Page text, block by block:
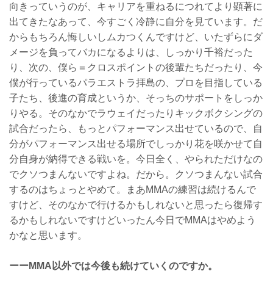
向きっていうのが、キャリアを重ねるにつれてより顕著に
出てきたなあって、今すごく冷静に自分を見ています。だ
からもちろん悔しいしムカつくんですけど、いたずらにダ
メージを負ってバカになるよりは、しっかり千裕だった
り、次の、僕ら＝クロスポイントの後輩たちだったり、今
僕が行っているパラエストラ拝島の、プロを目指している
子たち、後進の育成というか、そっちのサポートをしっか
りやる。そのなかでラウェイだったりキックボクシングの
試合だったら、もっとパフォーマンス出せているので、自
分がパフォーマンス出せる場所でしっかり花を咲かせて自
分自身が納得できる戦いを。今日全く、やられただけなの
でクソつまんないですよね。だから。クソつまんない試合
するのはちょっとやめて。まあMMAの練習は続けるんで
すけど、そのなかで行けるかもしれないと思ったら復帰す
るかもしれないですけどいったん今日でMMAはやめよう
かなと思います。
ーーMMA以外では今後も続けていくのですか。